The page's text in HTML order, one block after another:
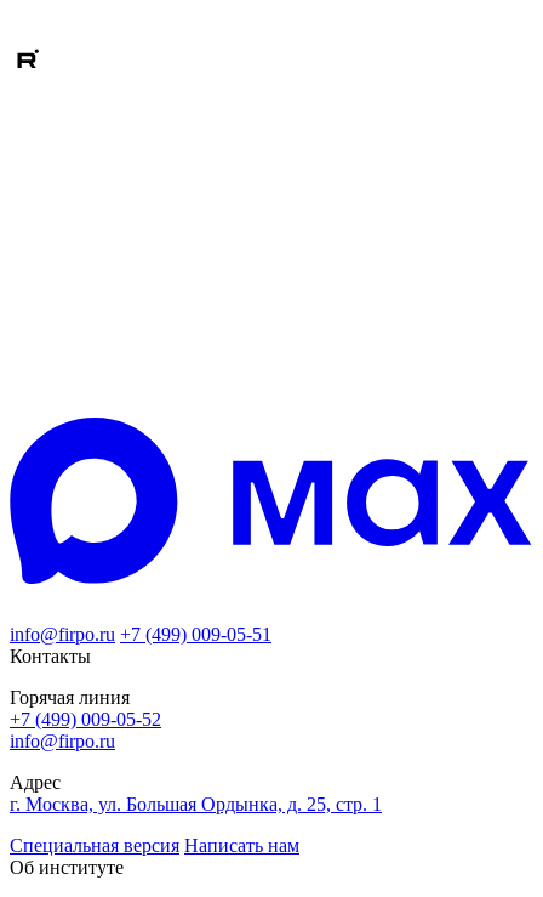
info@firpo.ru +7 (499) 009-05-51
Контакты
Горячая линия
+7 (499) 009-05-52
info@firpo.ru
Адрес
г. Москва, ул. Большая Ордынка, д. 25, стр. 1
Специальная версия Написать нам
Об институте